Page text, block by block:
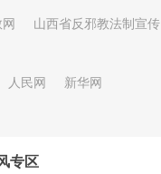
山西省反邪教法制宣传
人民网 新华网
专区